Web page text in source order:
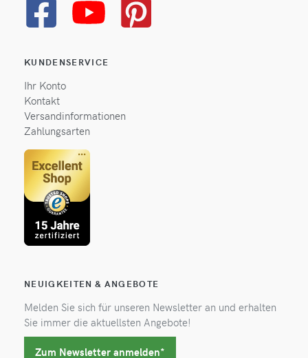
KUNDENSERVICE
Ihr Konto
Kontakt
Versandinformationen
Zahlungsarten
NEUIGKEITEN & ANGEBOTE
Melden Sie sich für unseren Newsletter an und erhalten
Sie immer die aktuellsten Angebote!
Zum Newsletter anmelden*